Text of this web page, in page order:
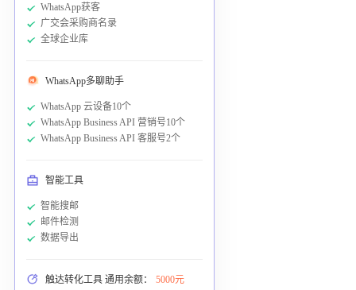
WhatsApp获客
广交会采购商名录
全球企业库
WhatsApp多聊助手
WhatsApp 云设备10个
WhatsApp Business API 营销号10个
WhatsApp Business API 客服号2个
智能工具
智能搜邮
邮件检测
数据导出
触达转化工具 通用余额： 5000元